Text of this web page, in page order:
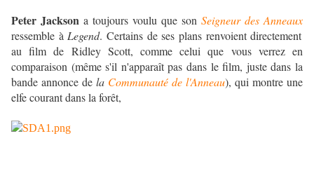
Peter Jackson a toujours voulu que son Seigneur des Anneaux
ressemble à Legend. Certains de ses plans renvoient directement
au film de Ridley Scott, comme celui que vous verrez en
comparaison (même s'il n'apparaît pas dans le film, juste dans la
bande annonce de la Communauté de l'Anneau), qui montre une
elfe courant dans la forêt,